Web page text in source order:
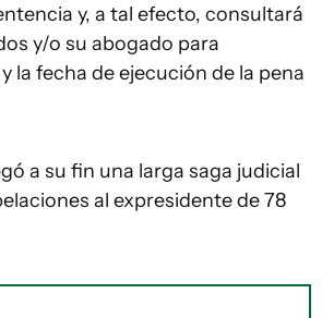
y, a tal efecto, consultará
y/o su abogado para
la fecha de ejecución de la pena
a su fin una larga saga judicial
al expresidente de 78